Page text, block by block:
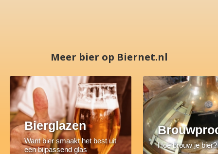
Meer bier op Biernet.nl
Bierglazen
Want bier smaakt het best uit
een bijpassend glas
Hoe brouw je bier?